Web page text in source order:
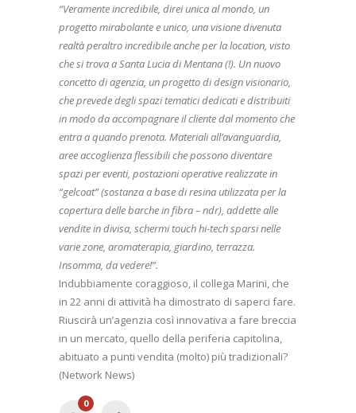
“Veramente incredibile, direi unica al mondo, un
progetto mirabolante e unico, una visione divenuta
realtà peraltro incredibile anche per la location, visto
che si trova a Santa Lucia di Mentana (!). Un nuovo
concetto di agenzia, un progetto di design visionario,
che prevede degli spazi tematici dedicati e distribuiti
in modo da accompagnare il cliente dal momento che
entra a quando prenota. Materiali all’avanguardia,
aree accoglienza flessibili che possono diventare
spazi per eventi, postazioni operative realizzate in
“gelcoat” (sostanza a base di resina utilizzata per la
copertura delle barche in fibra – ndr), addette alle
vendite in divisa, schermi touch hi-tech sparsi nelle
varie zone, aromaterapia, giardino, terrazza.
Insomma, da vedere!”.
Indubbiamente coraggioso, il collega Marini, che
in 22 anni di attività ha dimostrato di saperci fare.
Riuscirà un’agenzia così innovativa a fare breccia
in un mercato, quello della periferia capitolina,
abituato a punti vendita (molto) più tradizionali?
(Network News)
0